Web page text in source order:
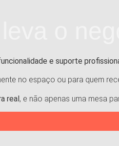
e suporte
no espaço ou para quem
real, e não apenas uma mesa